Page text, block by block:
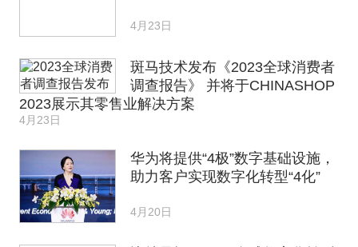
4月23日
斑马技术发布《2023全球消费者
调查报告》 并将于CHINASHOP
2023展示其零售业解决方案
4月23日
华为将提供“4极”数字基础设施，
助力客户实现数字化转型“4化”
4月20日